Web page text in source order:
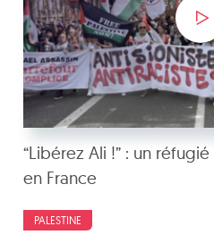
“Libérez Ali !” : un
en France
PALESTINE